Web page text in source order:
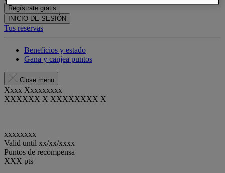
Regístrate gratis
INICIO DE SESIÓN
Tus reservas
Beneficios y estado
Gana y canjea puntos
Close menu
Xxxx Xxxxxxxxx
XXXXXX X XXXXXXXX X
xxxxxxxx
Valid until xx/xx/xxxx
Puntos de recompensa
XXX pts